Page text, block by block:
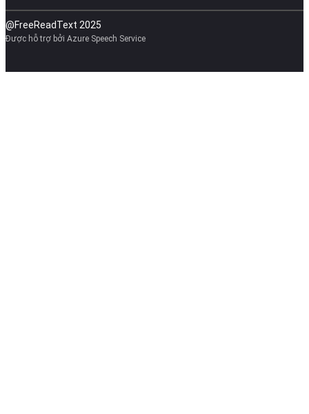
@FreeReadText 2025
Được hỗ trợ bởi Azure Speech Service